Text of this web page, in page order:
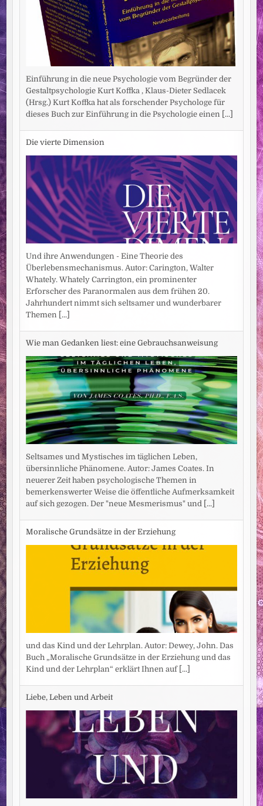
Einführung in die neue Psychologie vom Begründer der
Gestaltpsychologie Kurt Koffka , Klaus-Dieter Sedlacek
(Hrsg.) Kurt Koffka hat als forschender Psychologe für
dieses Buch zur Einführung in die Psychologie einen [...]
Die vierte Dimension
Und ihre Anwendungen - Eine Theorie des
Überlebensmechanismus. Autor: Carington, Walter
Whately. Whately Carrington, ein prominenter
Erforscher des Paranormalen aus dem frühen 20.
Jahrhundert nimmt sich seltsamer und wunderbarer
Themen [...]
Wie man Gedanken liest: eine Gebrauchsanweisung
Seltsames und Mystisches im täglichen Leben,
übersinnliche Phänomene. Autor: James Coates. In
neuerer Zeit haben psychologische Themen in
bemerkenswerter Weise die öffentliche Aufmerksamkeit
auf sich gezogen. Der "neue Mesmerismus" und [...]
Moralische Grundsätze in der Erziehung
und das Kind und der Lehrplan. Autor: Dewey, John. Das
Buch „Moralische Grundsätze in der Erziehung und das
Kind und der Lehrplan“ erklärt Ihnen auf [...]
Liebe, Leben und Arbeit